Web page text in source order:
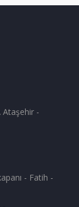
Ataşehir -
- Fatih -